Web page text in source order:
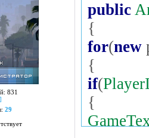
831
29
public
{
for(new
{
if(
{